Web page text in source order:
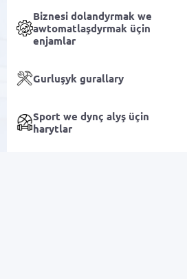
Biznesi dolandyrmak we
awtomatlaşdyrmak üçin
enjamlar
Gurluşyk gurallary
Sport we dynç alyş üçin
harytlar